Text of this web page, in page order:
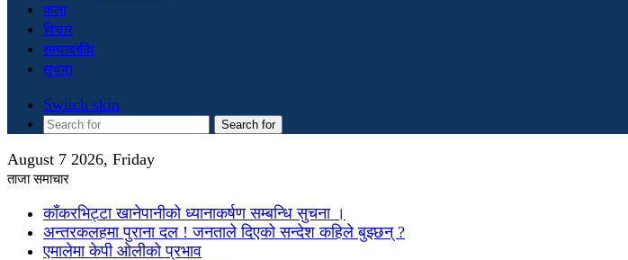
कला
विचार
सम्पादकीय
सुचना
Switch skin
Search for
August 7 2026, Friday
ताजा समाचार
काँकरभिट्टा खानेपानीको ध्यानाकर्षण सम्बन्धि सुचना ।
अन्तरकलहमा पुराना दल ! जनताले दिएको सन्देश कहिले बुझ्छन् ?
एमालेमा केपी ओलीको प्रभाव